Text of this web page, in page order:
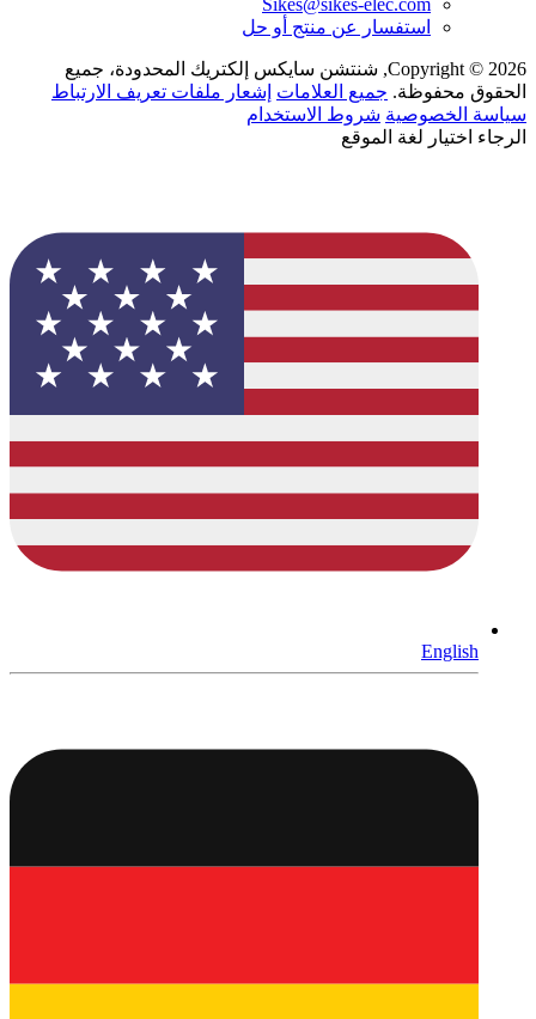
Sikes@sikes-elec.com
استفسار عن منتج أو حل
Copyright © 2026, شنتشن سايكس إلكتريك المحدودة، جميع
الحقوق محفوظة. جميع العلامات إشعار ملفات تعريف الارتباط
سياسة الخصوصية شروط الاستخدام
الرجاء اختيار لغة الموقع
English